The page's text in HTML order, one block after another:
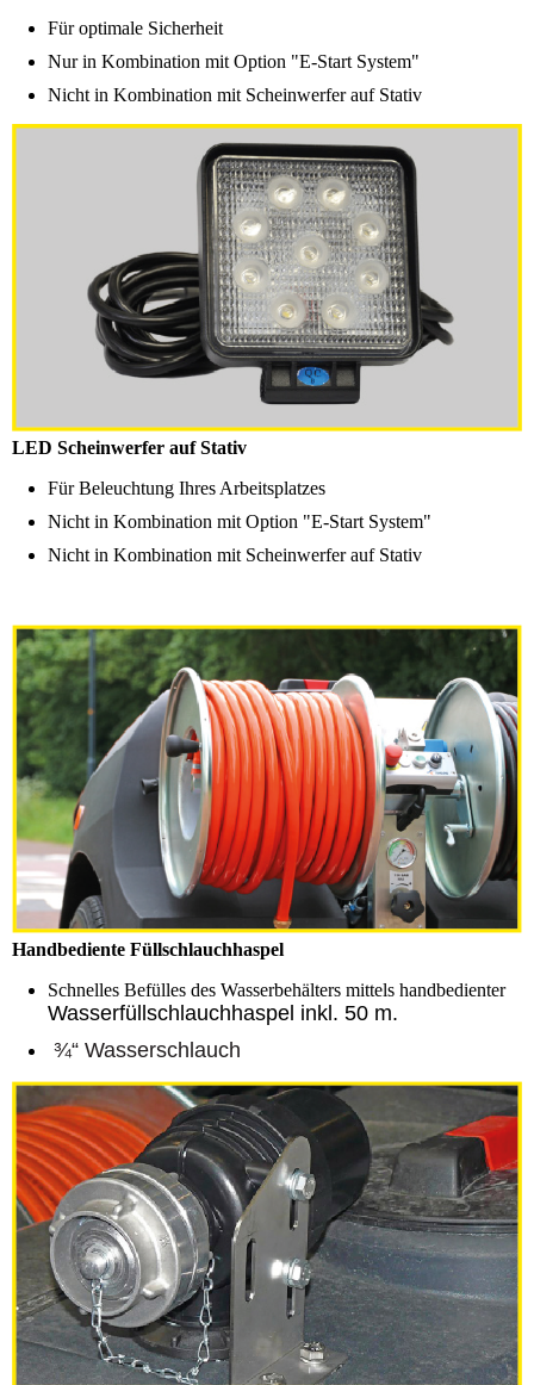
Für optimale Sicherheit
Nur in Kombination mit Option "E-Start System"
Nicht in Kombination mit Scheinwerfer auf Stativ
LED Scheinwerfer auf Stativ
Für Beleuchtung Ihres Arbeitsplatzes
Nicht in Kombination mit Option "E-Start System"
Nicht in Kombination mit Scheinwerfer auf Stativ
Handbediente Füllschlauchhaspel
Schnelles Befülles des Wasserbehälters mittels handbedienter
Wasserfüllschlauchhaspel inkl. 50 m.
¾“ Wasserschlauch